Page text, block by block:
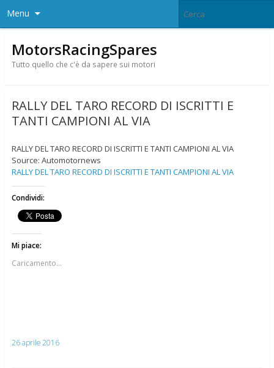
Menu
MotorsRacingSpares
Tutto quello che c'è da sapere sui motori
RALLY DEL TARO RECORD DI ISCRITTI E
TANTI CAMPIONI AL VIA
RALLY DEL TARO RECORD DI ISCRITTI E TANTI CAMPIONI AL VIA
Source: Automotornews
RALLY DEL TARO RECORD DI ISCRITTI E TANTI CAMPIONI AL VIA
Condividi:
Mi piace:
Caricamento...
26 aprile 2016